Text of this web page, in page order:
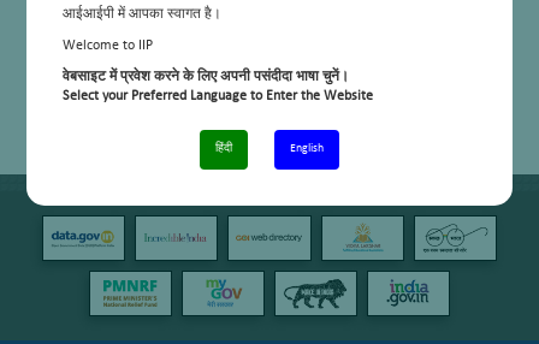
आईआईपी में आपका स्वागत है।
Welcome to IIP
वेबसाइट में प्रवेश करने के लिए अपनी पसंदीदा भाषा चुनें।
Select your Preferred Language to Enter the Website
हिंदी English